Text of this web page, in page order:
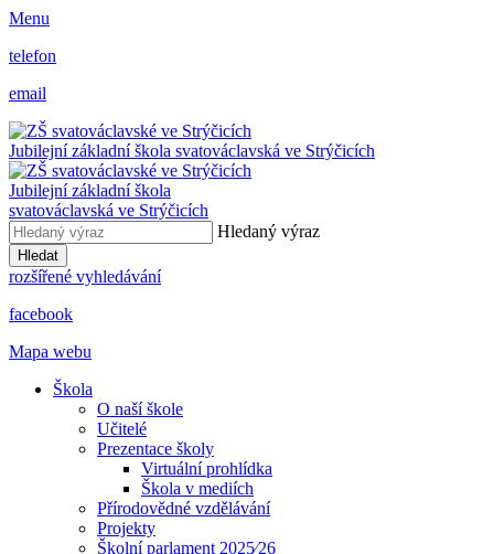
Menu
telefon
email
Jubilejní základní škola svatováclavská ve Strýčicích
Jubilejní základní škola
svatováclavská ve Strýčicích
Hledaný výraz
Hledat
rozšířené vyhledávání
facebook
Mapa webu
Škola
O naší škole
Učitelé
Prezentace školy
Virtuální prohlídka
Škola v mediích
Přírodovědné vzdělávání
Projekty
Školní parlament 2025⁄26